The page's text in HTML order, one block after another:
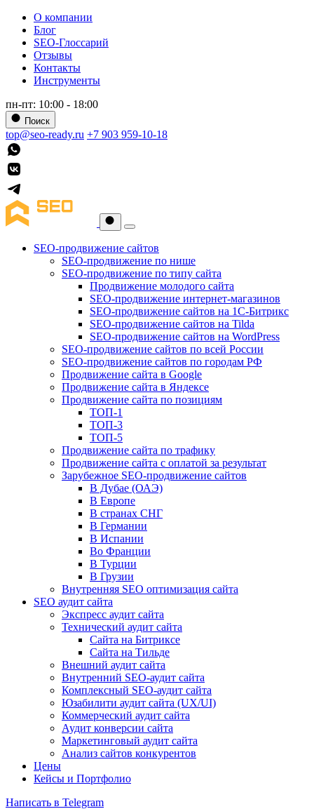
О компании
Блог
SEO-Глоссарий
Отзывы
Контакты
Инструменты
пн-пт: 10:00 - 18:00
Поиск
top@seo-ready.ru +7 903 959-10-18
SEO-продвижение сайтов
SEO-продвижение по нише
SEO-продвижение по типу сайта
Продвижение молодого сайта
SEO-продвижение интернет-магазинов
SEO-продвижение сайтов на 1С-Битрикс
SEO-продвижение сайтов на Tilda
SEO-продвижение сайтов на WordPress
SEO-продвижение сайтов по всей России
SEO-продвижение сайтов по городам РФ
Продвижение сайта в Google
Продвижение сайта в Яндексе
Продвижение сайта по позициям
ТОП-1
ТОП-3
ТОП-5
Продвижение сайта по трафику
Продвижение сайта с оплатой за результат
Зарубежное SEO-продвижение сайтов
В Дубае (ОАЭ)
В Европе
В странах СНГ
В Германии
В Испании
Во Франции
В Турции
В Грузии
Внутренняя SEO оптимизация сайта
SEO аудит сайта
Экспресс аудит сайта
Технический аудит сайта
Сайта на Битриксе
Сайта на Тильде
Внешний аудит сайта
Внутренний SEO-аудит сайта
Комплексный SEO-аудит сайта
Юзабилити аудит сайта (UX/UI)
Коммерческий аудит сайта
Аудит конверсии сайта
Маркетинговый аудит сайта
Анализ сайтов конкурентов
Цены
Кейсы и Портфолио
Написать в Telegram